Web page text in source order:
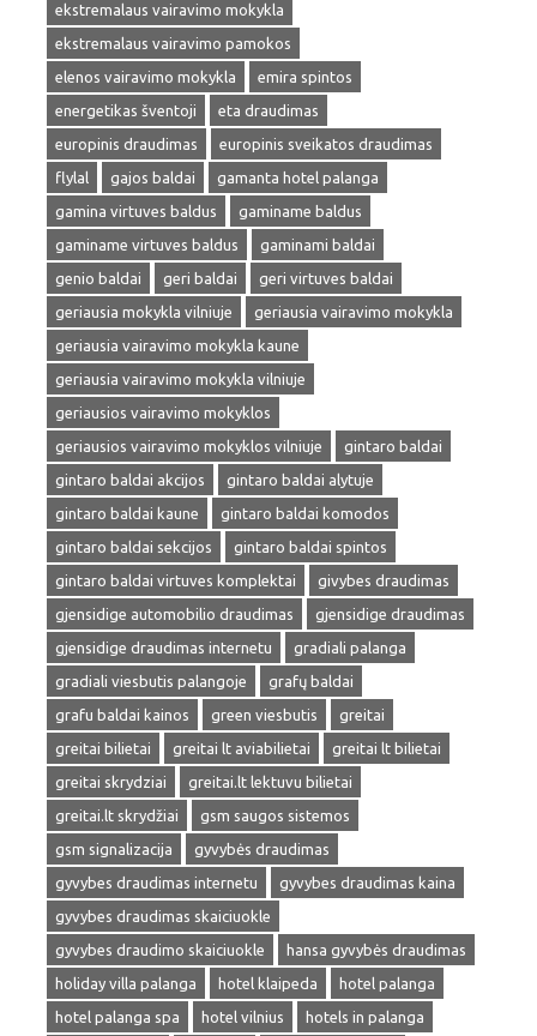
ekstremalaus vairavimo mokykla
ekstremalaus vairavimo pamokos
elenos vairavimo mokykla
emira spintos
energetikas šventoji
eta draudimas
europinis draudimas
europinis sveikatos draudimas
flylal
gajos baldai
gamanta hotel palanga
gamina virtuves baldus
gaminame baldus
gaminame virtuves baldus
gaminami baldai
genio baldai
geri baldai
geri virtuves baldai
geriausia mokykla vilniuje
geriausia vairavimo mokykla
geriausia vairavimo mokykla kaune
geriausia vairavimo mokykla vilniuje
geriausios vairavimo mokyklos
geriausios vairavimo mokyklos vilniuje
gintaro baldai
gintaro baldai akcijos
gintaro baldai alytuje
gintaro baldai kaune
gintaro baldai komodos
gintaro baldai sekcijos
gintaro baldai spintos
gintaro baldai virtuves komplektai
givybes draudimas
gjensidige automobilio draudimas
gjensidige draudimas
gjensidige draudimas internetu
gradiali palanga
gradiali viesbutis palangoje
grafų baldai
grafu baldai kainos
green viesbutis
greitai
greitai bilietai
greitai lt aviabilietai
greitai lt bilietai
greitai skrydziai
greitai.lt lektuvu bilietai
greitai.lt skrydžiai
gsm saugos sistemos
gsm signalizacija
gyvybės draudimas
gyvybes draudimas internetu
gyvybes draudimas kaina
gyvybes draudimas skaiciuokle
gyvybes draudimo skaiciuokle
hansa gyvybės draudimas
holiday villa palanga
hotel klaipeda
hotel palanga
hotel palanga spa
hotel vilnius
hotels in palanga